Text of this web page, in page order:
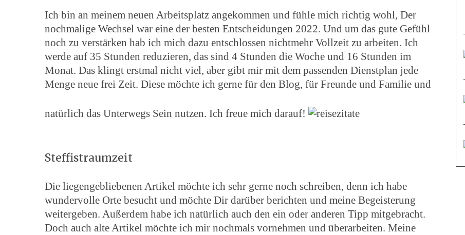
Ich bin an meinem neuen Arbeitsplatz angekommen und fühle mich richtig wohl, Der
nochmalige Wechsel war eine der besten Entscheidungen 2022. Und um das gute Gefühl
noch zu verstärken hab ich mich dazu entschlossen nichtmehr Vollzeit zu arbeiten. Ich
werde auf 35 Stunden reduzieren, das sind 4 Stunden die Woche und 16 Stunden im
Monat. Das klingt erstmal nicht viel, aber gibt mir mit dem passenden Dienstplan jede
Menge neue frei Zeit. Diese möchte ich gerne für den Blog, für Freunde und Familie und
natürlich das Unterwegs Sein nutzen. Ich freue mich darauf!
Steffistraumzeit
Die liegengebliebenen Artikel möchte ich sehr gerne noch schreiben, denn ich habe
wundervolle Orte besucht und möchte Dir darüber berichten und meine Begeisterung
weitergeben. Außerdem habe ich natürlich auch den ein oder anderen Tipp mitgebracht.
Doch auch alte Artikel möchte ich mir nochmals vornehmen und überarbeiten. Meine